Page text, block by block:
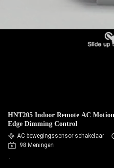
HNT205 Indoor Remote AC
Edge Dimming Control
AC-bewegingssensor-schakelaar
98 Meningen